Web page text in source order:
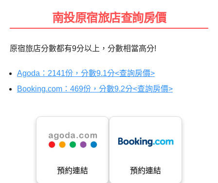
南投原宿旅店查詢房價
原宿旅店分數都有9分以上，分數相當高分!
Agoda：2141份，分數9.1分<查詢房價>
Booking.com：469份，分數9.2分<查詢房價>
預約連結 預約連結